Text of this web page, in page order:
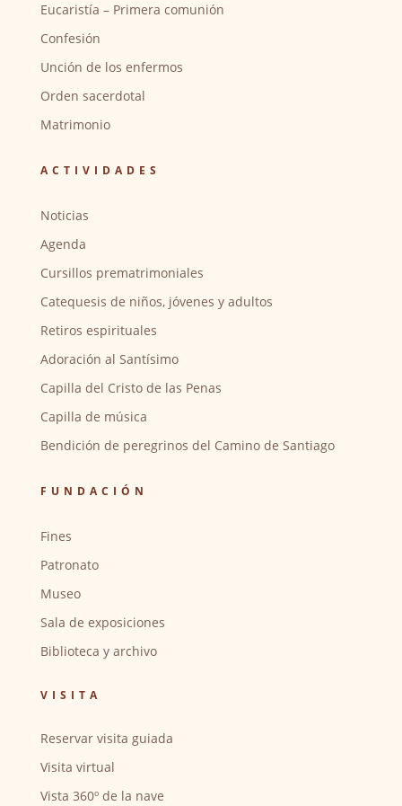
Eucaristía – Primera comunión
Confesión
Unción de los enfermos
Orden sacerdotal
Matrimonio
ACTIVIDADES
Noticias
Agenda
Cursillos prematrimoniales
Catequesis de niños, jóvenes y adultos
Retiros espirituales
Adoración al Santísimo
Capilla del Cristo de las Penas
Capilla de música
Bendición de peregrinos del Camino de Santiago
FUNDACIÓN
Fines
Patronato
Museo
Sala de exposiciones
Biblioteca y archivo
VISITA
Reservar visita guiada
Visita virtual
Vista 360º de la nave